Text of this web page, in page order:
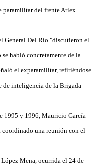
paramilitar del frente Arlex
General Del Río "discutieron el
se habló concretamente de la
el exparamilitar, refiriéndose
de inteligencia de la Brigada
1995 y 1996, Mauricio García
coordinado una reunión con el
Mena, ocurrida el 24 de